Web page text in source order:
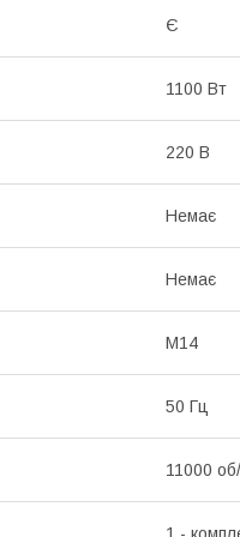
Є
1100 Вт
220 В
Немає
Немає
М14
50 Гц
11000